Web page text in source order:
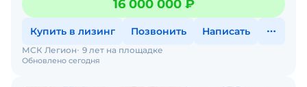
вопро
16 000 000 ₽
Купить в лизинг Позвонить Написать
Обновлено сегодня
МСК Легион 9 лет на площадке